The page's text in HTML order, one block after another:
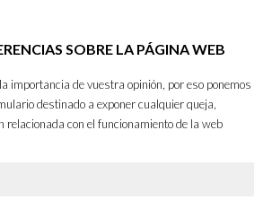
SOBRE LA PÁGINA WEB
importancia de vuestra opinión, por eso ponemos
destinado a exponer cualquier queja,
relacionada con el funcionamiento de la web